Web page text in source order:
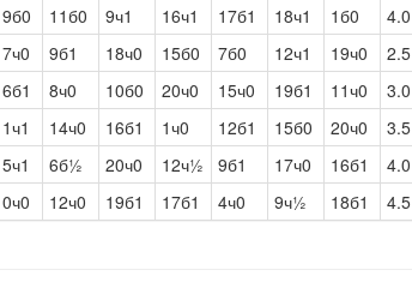
11б0 9ч1 16ч1 17б1 18ч1 1б0 4.0
9б1 18ч0 15б0 7б0 12ч1 19ч0 2.5
8ч0 10б0 20ч0 15ч0 19б1 11ч0 3.0
14ч0 16б1 1ч0 12б1 15б0 20ч0 3.5
6б½ 20ч0 12ч½ 9б1 17ч0 16б1 4.0
12ч0 19б1 17б1 4ч0 9ч½ 18б1 4.5